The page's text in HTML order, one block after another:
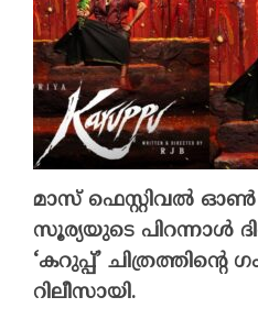
മാസ് ഫെസ്റ്റിവൽ ഓൺ
സൂര്യയുടെ പിറന്നാൾ
‘കറുപ്പ്’ ചിത്രത്തിന്റെ
റിലീസായി.